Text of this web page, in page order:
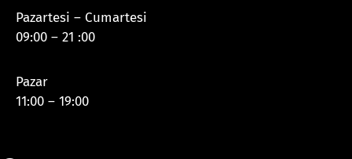
Pazartesi – Cumartesi
09:00 – 21 :00
Pazar
11:00 – 19:00